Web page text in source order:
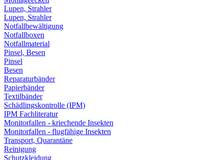
Lupen, Strahler
Lupen, Strahler
Notfallbewältigung
Notfallboxen
Notfallmaterial
Pinsel, Besen
Pinsel
Besen
Reparaturbänder
Papierbänder
Textilbänder
Schädlingskontrolle (IPM)
IPM Fachliteratur
Monitorfallen - kriechende Insekten
Monitorfallen - flugfähige Insekten
Transport, Quarantäne
Reinigung
Schutzkleidung